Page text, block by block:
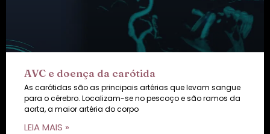
AVC e doença da carótida
As carótidas são as principais artérias que levam sangue
para o cérebro. Localizam-se no pescoço e são ramos da
aorta, a maior artéria do corpo
LEIA MAIS »